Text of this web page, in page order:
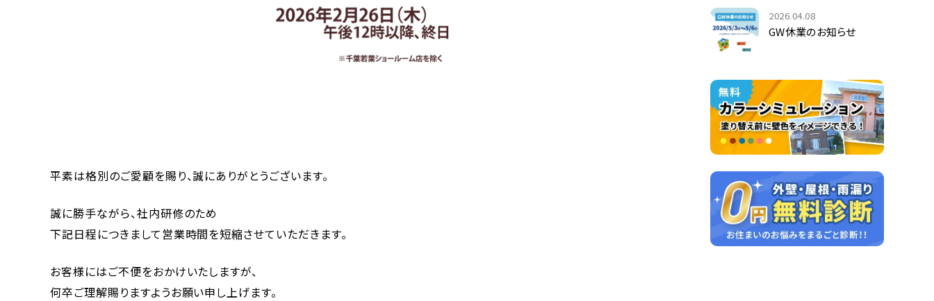
平素は格別のご愛顧を賜り、誠にありがとうございます。
誠に勝手ながら、社内研修のため
下記日程につきまして営業時間を短縮させていただきます。
お客様にはご不便をおかけいたしますが、
何卒ご理解賜りますようお願い申し上げます。
2026.04.08
GW休業のお知らせ